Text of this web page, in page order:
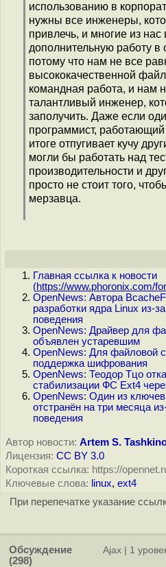
использованию в
нужны все инженеры,
привлечь, и многие из
дополнительную работу в
потому что нам не все
высококачественной
командная работа, и нам
талантливый инженер,
заполучить. Даже если
программист,
итоге отпугивает кучу
могли бы работать над
производительности и
просто не стоит того,
мерзавца.
Главная ссылка к новости
(https://www.phoronix.com/
OpenNews: Автора
разработки ядра Linux из-
поведения
OpenNews: Драйвер для
объявлен устаревшим
OpenNews: Для файловой
поддержка шифрования
OpenNews: Теодор Тцо
стабилизации ФС Ext4
OpenNews: Один из
отстранён на три месяца
поведения
Автор новости: Artem S.
Лицензия: CC BY 3.0
Короткая ссылка: https://
Ключевые слова: linux, ext4
При перепечатке указание
Обсуждение
(298)
Ajax 1